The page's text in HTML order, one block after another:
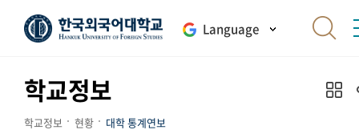
Language
학교정보
학교정보 현황 대학 통계연보